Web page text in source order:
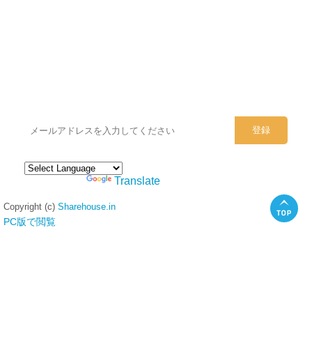
Translate
Copyright (c) Sharehouse.in
PC版で閲覧